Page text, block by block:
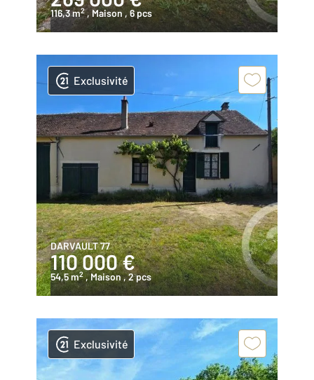
116,3 m2 , Maison , 6 pcs
Exclusivité
DARVAULT 77
110 000 €
54,5 m2 , Maison, 2 pcs
Exclusivité